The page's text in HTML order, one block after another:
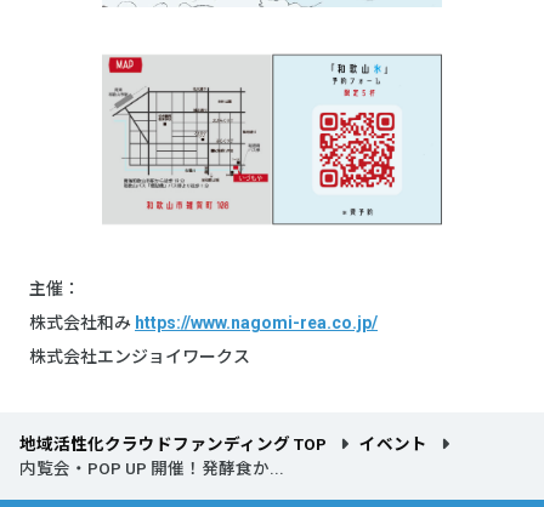
主催：
株式会社和み https://www.nagomi-rea.co.jp/
株式会社エンジョイワークス
地域活性化クラウドファンディング TOP
イベント
内覧会・POP UP 開催！発酵食か...